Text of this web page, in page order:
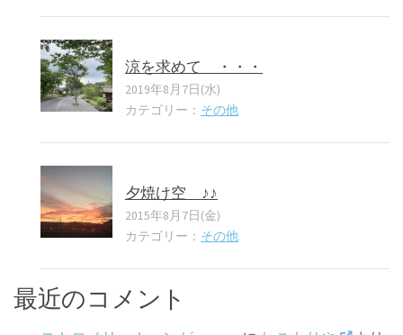
涼を求めて ・・・
2019年8月7日(水)
カテゴリー： その他
夕焼け空 ♪♪
2015年8月7日(金)
カテゴリー： その他
最近のコメント